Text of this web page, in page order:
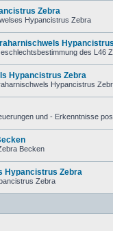
Zebra
Hypancistrus Zebra
des L46
Hypancistrus Zebra
Hypancistrus
und - Erkenntnisse
Becken
Hypancistrus Zebra
Zebra